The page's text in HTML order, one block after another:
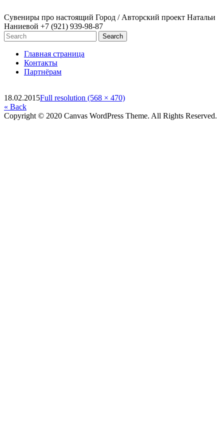
Сувениры про настоящий Город / Авторский проект Натальи
Наниевой +7 (921) 939-98-87
Главная страница
Контакты
Партнёрам
18.02.2015Full resolution (568 × 470)
« Back
Copyright © 2020 Canvas WordPress Theme. All Rights Reserved.